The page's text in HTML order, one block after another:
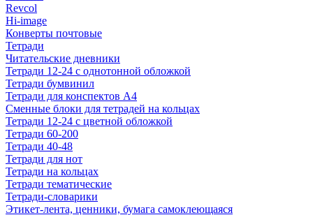
Revcol
Hi-image
Конверты почтовые
Тетради
Читательские дневники
Тетради 12-24 с однотонной обложкой
Тетради бумвинил
Тетради для конспектов А4
Сменные блоки для тетрадей на кольцах
Тетради 12-24 с цветной обложкой
Тетради 60-200
Тетради 40-48
Тетради для нот
Тетради на кольцах
Тетради тематические
Тетради-словарики
Этикет-лента, ценники, бумага самоклеющаяся